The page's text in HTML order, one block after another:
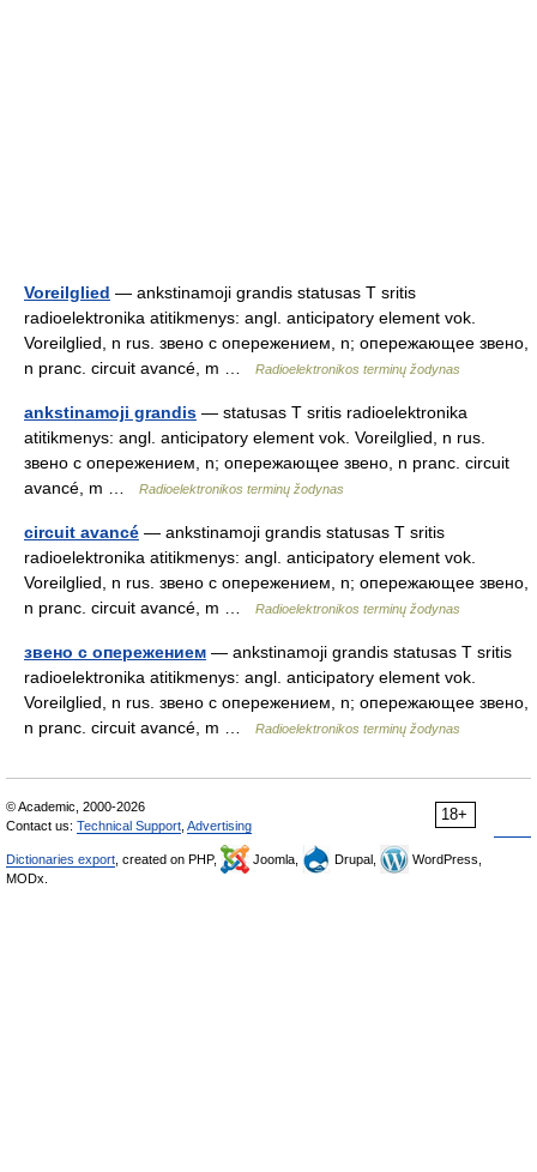
Voreilglied — ankstinamoji grandis statusas T sritis
radioelektronika atitikmenys: angl. anticipatory element vok.
Voreilglied, n rus. звено с опережением, n; опережающее звено,
n pranc. circuit avancé, m …
Radioelektronikos terminų žodynas
ankstinamoji grandis — statusas T sritis radioelektronika
atitikmenys: angl. anticipatory element vok. Voreilglied, n rus.
звено с опережением, n; опережающее звено, n pranc. circuit
avancé, m …
Radioelektronikos terminų žodynas
circuit avancé — ankstinamoji grandis statusas T sritis
radioelektronika atitikmenys: angl. anticipatory element vok.
Voreilglied, n rus. звено с опережением, n; опережающее звено,
n pranc. circuit avancé, m …
Radioelektronikos terminų žodynas
звено с опережением — ankstinamoji grandis statusas T sritis
radioelektronika atitikmenys: angl. anticipatory element vok.
Voreilglied, n rus. звено с опережением, n; опережающее звено,
n pranc. circuit avancé, m …
Radioelektronikos terminų žodynas
18+
© Academic, 2000-2026
Contact us: Technical Support Advertising
Dictionaries export , created on PHP, Joomla, Drupal,
WordPress,
MODx.